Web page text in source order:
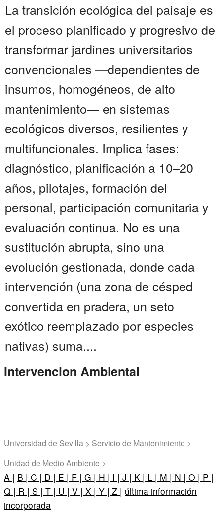
La transición ecológica del paisaje es
el proceso planificado y progresivo de
transformar jardines universitarios
convencionales —dependientes de
insumos, homogéneos, de alto
mantenimiento— en sistemas
ecológicos diversos, resilientes y
multifuncionales. Implica fases:
diagnóstico, planificación a 10–20
años, pilotajes, formación del
personal, participación comunitaria y
evaluación continua. No es una
sustitución abrupta, sino una
evolución gestionada, donde cada
intervención (una zona de césped
convertida en pradera, un seto
exótico reemplazado por especies
nativas) suma....
Intervencion Ambiental
Universidad de Sevilla > Servicio de Mantenimiento >
Unidad de Medio Ambiente >
A | B | C | D | E | F | G | H | I | J | K | L | M | N | O | P |
Q | R | S | T | U | V | X | Y | Z | última información
incorporada